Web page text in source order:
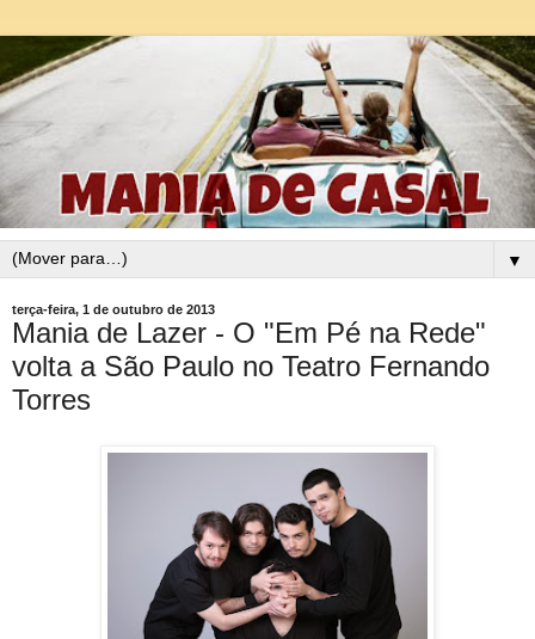
▼
terça-feira, 1 de outubro de 2013
Mania de Lazer - O "Em Pé na Rede"
volta a São Paulo no Teatro Fernando
Torres